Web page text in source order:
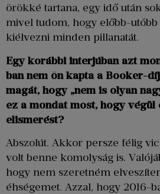
örökké tartana, egy idő után
mivel tudom, hogy előbb-
kiélvezni minden pillanatát.
Egy korábbi interjúban azt
ban nem ön kapta a Booker-
magát, hogy „nem is olyan
ez a mondat most, hogy végül
elismerést?
Abszolút. Akkor persze félig
volt benne komolyság is.
hogy nem szeretném
éhségemet. Azzal, hogy 2016-